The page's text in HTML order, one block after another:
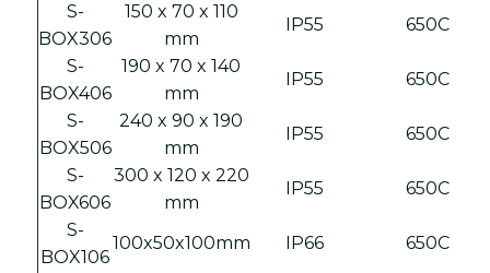
S-
BOX306
150 x 70 x 110
mm
IP55
650C
S-
BOX406
190 x 70 x 140
mm
IP55
650C
S-
BOX506
240 x 90 x 190
mm
IP55
650C
S-
BOX606
300 x 120 x 220
mm
IP55
650C
S-
BOX106
100x50x100mm IP66
650C